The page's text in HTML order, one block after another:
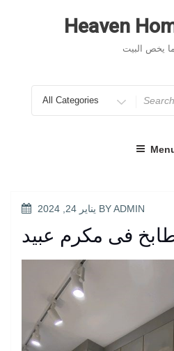
Heaven
يخص البيت
for
POSTED
يناير 24, 2024 BYADMIN
فى مكرم عبيد